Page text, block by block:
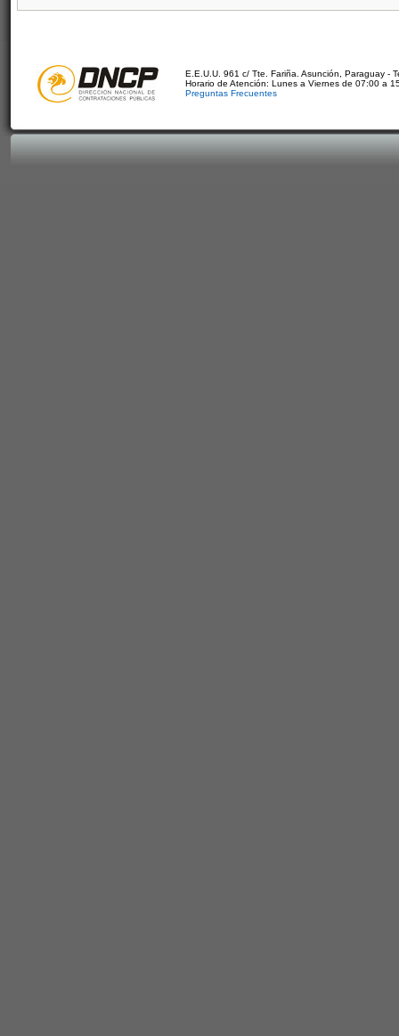
E.E.U.U. 961 c/ Tte. Fariña. Asunción, Paraguay -
Horario de Atención: Lunes a Viernes de 07:00 a
Preguntas Frecuentes